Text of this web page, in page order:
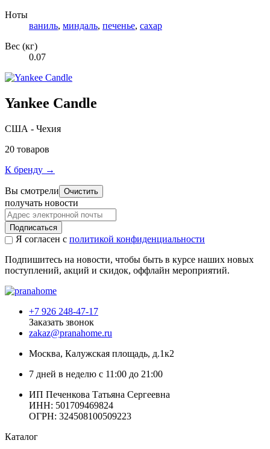
Ноты
ваниль, миндаль, печенье, сахар
Вес (кг)
0.07
Yankee Candle
США - Чехия
20 товаров
К бренду →
Вы смотрели Очистить
получать новости
Подписаться
Я согласен с политикой конфиденциальности
Подпишитесь на новости, чтобы быть в курсе наших новых
поступлений, акций и скидок, оффлайн мероприятий.
+7 926 248-47-17
Заказать звонок
zakaz@pranahome.ru
Москва, Калужская площадь, д.1к2
7 дней в неделю с 11:00 до 21:00
ИП Печенкова Татьяна Сергеевна
ИНН: 501709469824
ОГРН: 324508100509223
Каталог